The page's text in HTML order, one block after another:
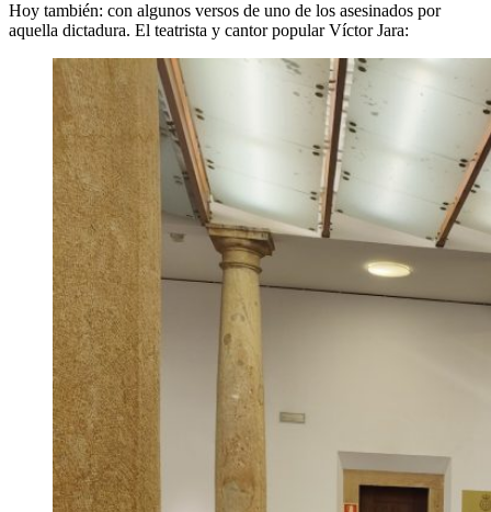
Hoy también: con algunos versos de uno de los asesinados por
aquella dictadura. El teatrista y cantor popular Víctor Jara: